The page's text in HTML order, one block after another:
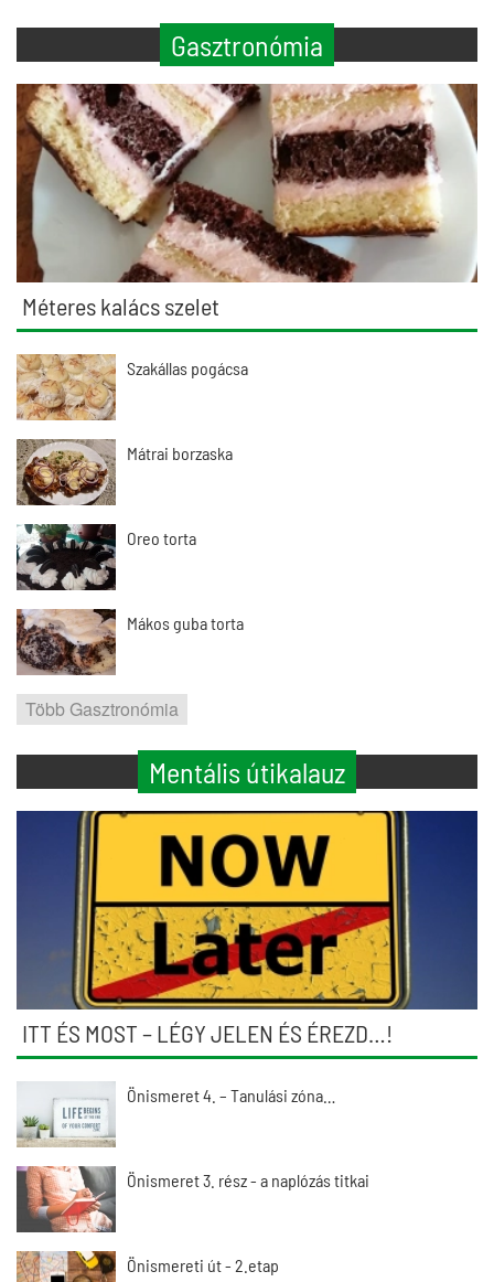
Gasztronómia
Méteres kalács szelet
Szakállas pogácsa
Mátrai borzaska
Oreo torta
Mákos guba torta
Több Gasztronómia
Mentális útikalauz
ITT ÉS MOST – LÉGY JELEN ÉS ÉREZD…!
Önismeret 4. – Tanulási zóna…
Önismeret 3. rész - a naplózás titkai
Önismereti út - 2.etap